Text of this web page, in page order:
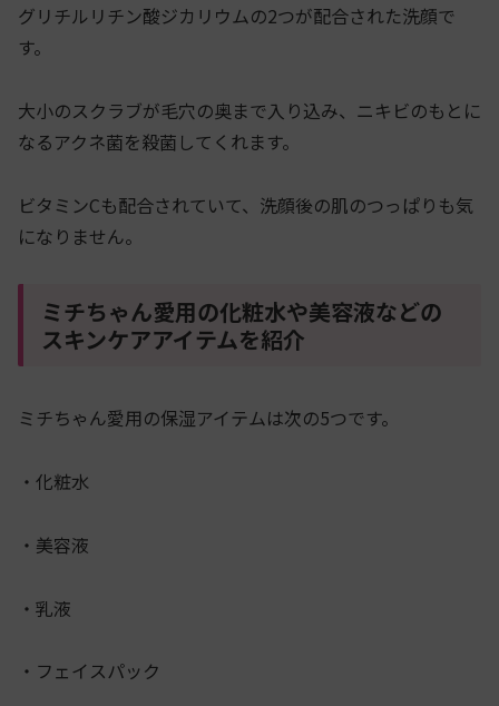
グリチルリチン酸ジカリウムの2つが配合された洗顔で
す。
大小のスクラブが毛穴の奥まで入り込み、ニキビのもとに
なるアクネ菌を殺菌してくれます。
ビタミンCも配合されていて、洗顔後の肌のつっぱりも気
になりません。
ミチちゃん愛用の化粧水や美容液などの
スキンケアアイテムを紹介
ミチちゃん愛用の保湿アイテムは次の5つです。
・化粧水
・美容液
・乳液
・フェイスパック